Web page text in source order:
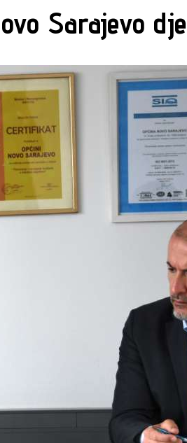
Sarajevo